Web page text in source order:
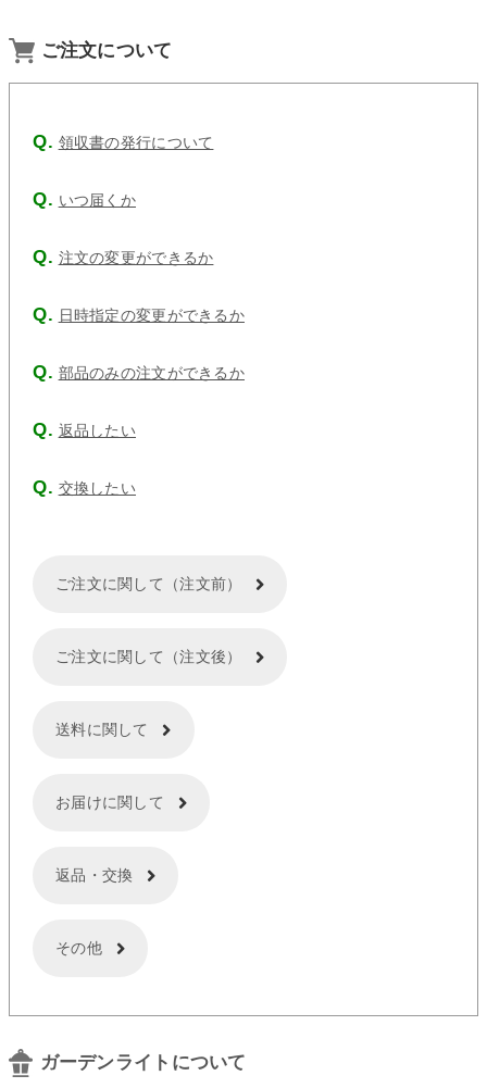
ご注文について
領収書の発行について
いつ届くか
注文の変更ができるか
日時指定の変更ができるか
部品のみの注文ができるか
返品したい
交換したい
ご注文に関して（注文前）
ご注文に関して（注文後）
送料に関して
お届けに関して
返品・交換
その他
ガーデンライトについて